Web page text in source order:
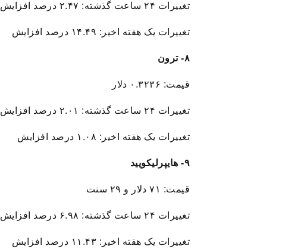
تغییرات ۲۴ ساعت گذشته: ۲.۴۷ درصد افزایش
تغییرات یک هفته اخیر: ۱۴.۴۹ درصد افزایش
۸- ترون
قیمت: ۰.۳۲۳۶ دلار
تغییرات ۲۴ ساعت گذشته: ۲.۰۱ درصد افزایش
تغییرات یک هفته اخیر: ۱.۰۸ درصد افزایش
۹- هایپرلیکویید
قیمت: ۷۱ دلار و ۲۹ سنت
تغییرات ۲۴ ساعت گذشته: ۶.۹۸ درصد افزایش
تغییرات یک هفته اخیر: ۱۱.۴۳ درصد افزایش